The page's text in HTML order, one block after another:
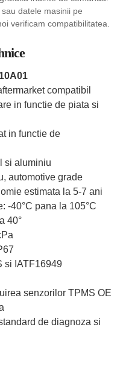
datele masinii pe
verificam compatibilitatea.
compatibil
in functie de piata si
in functie de
si aluminiu
automotive grade
estimata la 5-7 ani
-40°C pana la 105°C
40°
si IATF16949
senzorilor TPMS OE
de diagnoza si